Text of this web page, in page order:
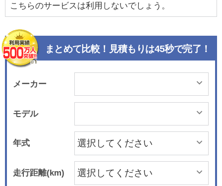
こちらのサービスは利用しないでしょう。
まとめて比較！見積もりは45秒で完了！
メーカー
モデル
年式
走行距離(km)